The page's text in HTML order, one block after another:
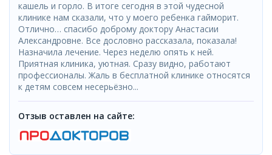
кашель и горло. В итоге сегодня в этой чудесной
клинике нам сказали, что у моего ребенка гайморит.
Отлично… спасибо доброму доктору Анастасии
Александровне. Все дословно рассказала, показала!
Назначила лечение. Через неделю опять к ней.
Приятная клиника, уютная. Сразу видно, работают
профессионалы. Жаль в бесплатной клинике относятся
к детям совсем несерьёзно...
Отзыв оставлен на сайте: